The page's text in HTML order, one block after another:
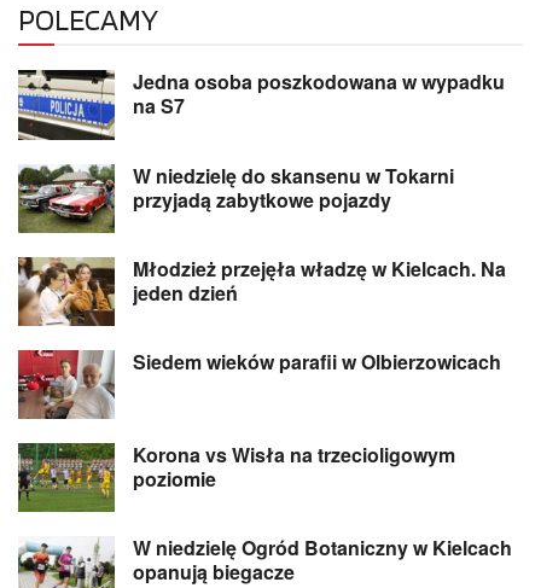
POLECAMY
Jedna osoba poszkodowana w wypadku
na S7
W niedzielę do skansenu w Tokarni
przyjadą zabytkowe pojazdy
Młodzież przejęła władzę w Kielcach. Na
jeden dzień
Siedem wieków parafii w Olbierzowicach
Korona vs Wisła na trzecioligowym
poziomie
W niedzielę Ogród Botaniczny w Kielcach
opanują biegacze